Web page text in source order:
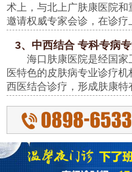
术上，与北上广肤康医院
邀请权威专家会诊，在诊疗
3、中西结合 专科专病
海口肤康医院是经国
医特色的皮肤病专业诊疗
西医结合诊疗，形成肤康特